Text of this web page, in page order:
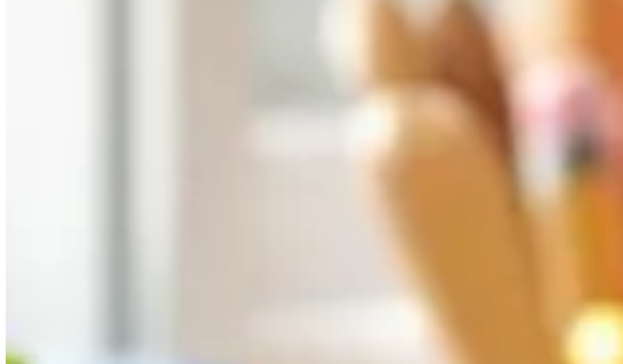
Comment chasser les moucherons dans la cuisine efficacement ?
Comment chasser les moucherons dans la cuisine efficacement ?